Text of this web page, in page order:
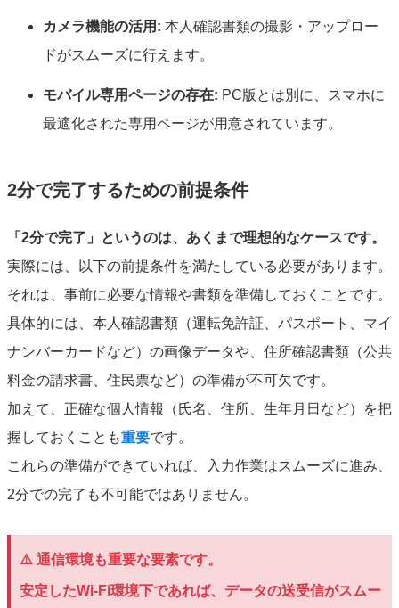
カメラ機能の活用: 本人確認書類の撮影・アップロー
ドがスムーズに行えます。
モバイル専用ページの存在: PC版とは別に、スマホに
最適化された専用ページが用意されています。
2分で完了するための前提条件
「2分で完了」というのは、あくまで理想的なケースです。
実際には、以下の前提条件を満たしている必要があります。
それは、事前に必要な情報や書類を準備しておくことです。
具体的には、本人確認書類（運転免許証、パスポート、マイ
ナンバーカードなど）の画像データや、住所確認書類（公共
料金の請求書、住民票など）の準備が不可欠です。
加えて、正確な個人情報（氏名、住所、生年月日など）を把
握しておくことも重要です。
これらの準備ができていれば、入力作業はスムーズに進み、
2分での完了も不可能ではありません。
⚠️ 通信環境も重要な要素です。
安定したWi-Fi環境下であれば、データの送受信がスムー